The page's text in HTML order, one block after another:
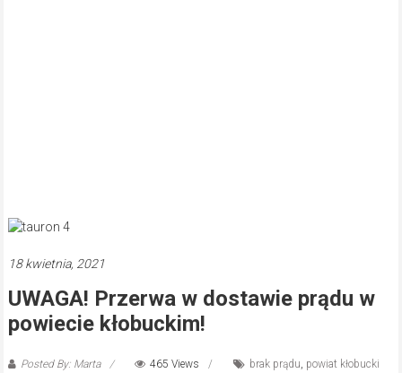
18 kwietnia, 2021
UWAGA! Przerwa w dostawie prądu w
powiecie kłobuckim!
Posted By: Marta 465 Views brak prądu, powiat kłobucki